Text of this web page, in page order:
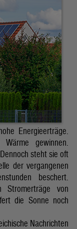
Energieerträge.
gewinnen.
steht sie oft
der vergangenen
beschert.
von
die Sonne noch
Nachrichten